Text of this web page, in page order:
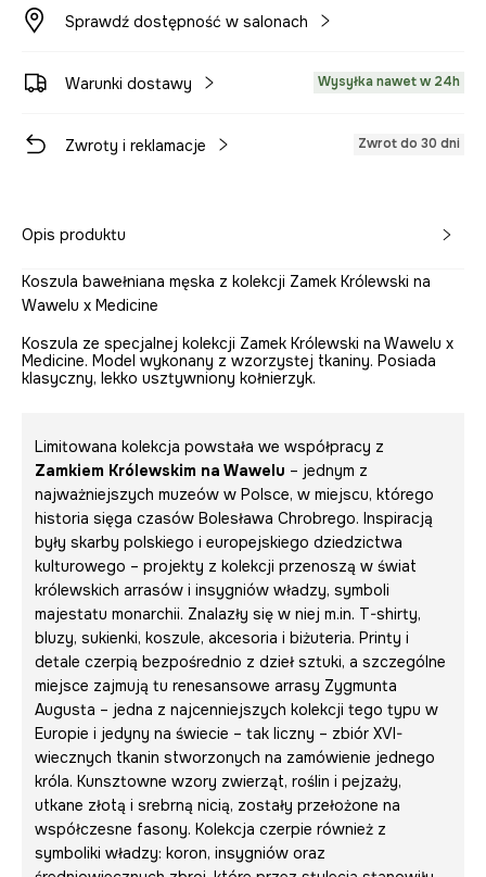
Sprawdź dostępność w salonach
Warunki dostawy Wysyłka nawet w 24h
Zwroty i reklamacje Zwrot do 30 dni
Opis produktu
Koszula bawełniana męska z kolekcji Zamek Królewski na
Wawelu x Medicine
Koszula ze specjalnej kolekcji Zamek Królewski na Wawelu x
Medicine. Model wykonany z wzorzystej tkaniny. Posiada
klasyczny, lekko usztywniony kołnierzyk.
Limitowana kolekcja powstała we współpracy z
Zamkiem Królewskim na Wawelu – jednym z
najważniejszych muzeów w Polsce, w miejscu, którego
historia sięga czasów Bolesława Chrobrego. Inspiracją
były skarby polskiego i europejskiego dziedzictwa
kulturowego – projekty z kolekcji przenoszą w świat
królewskich arrasów i insygniów władzy, symboli
majestatu monarchii. Znalazły się w niej m.in. T-shirty,
bluzy, sukienki, koszule, akcesoria i biżuteria. Printy i
detale czerpią bezpośrednio z dzieł sztuki, a szczególne
miejsce zajmują tu renesansowe arrasy Zygmunta
Augusta – jedna z najcenniejszych kolekcji tego typu w
Europie i jedyny na świecie – tak liczny – zbiór XVI-
wiecznych tkanin stworzonych na zamówienie jednego
króla. Kunsztowne wzory zwierząt, roślin i pejzaży,
utkane złotą i srebrną nicią, zostały przełożone na
współczesne fasony. Kolekcja czerpie również z
symboliki władzy: koron, insygniów oraz